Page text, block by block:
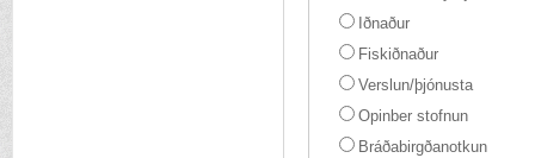
Iðnaður
Fiskiðnaður
Verslun/þjónusta
Opinber stofnun
Bráðabirgðanotkun